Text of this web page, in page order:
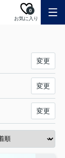
お気に入り
0
変更
変更
変更